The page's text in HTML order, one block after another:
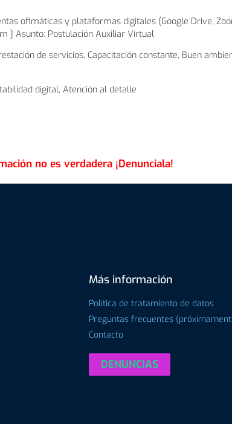
ofimáticas y plataformas digitales (Google Drive,
] Asunto: Postulación Auxiliar Virtual
de servicios, Capacitación constante, Buen
digital, Atención al detalle
Más información
Política de tratamiento de datos
Preguntas frecuentes
Contacto
DENUNCIAS